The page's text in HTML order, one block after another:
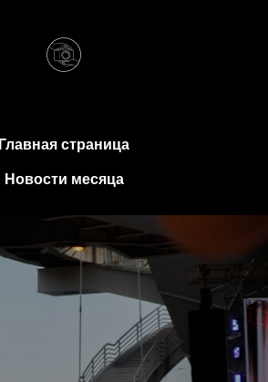
Главная страница
Новости месяца